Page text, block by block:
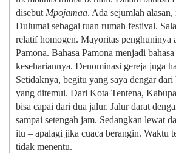
disebut Mpojamaa. Ada sejumlah
Dulumai sebagai tuan rumah festival.
relatif homogen. Mayoritas penghuninya
Pamona. Bahasa Pamona menjadi
kesehariannya. Denominasi gereja juga
Setidaknya, begitu yang saya dengar dari
yang ditemui. Dari Kota Tentena,
bisa capai dari dua jalur. Jalur darat
sampai setengah jam. Sedangkan lewat
itu – apalagi jika cuaca berangin. Waktu
tidak menentu.